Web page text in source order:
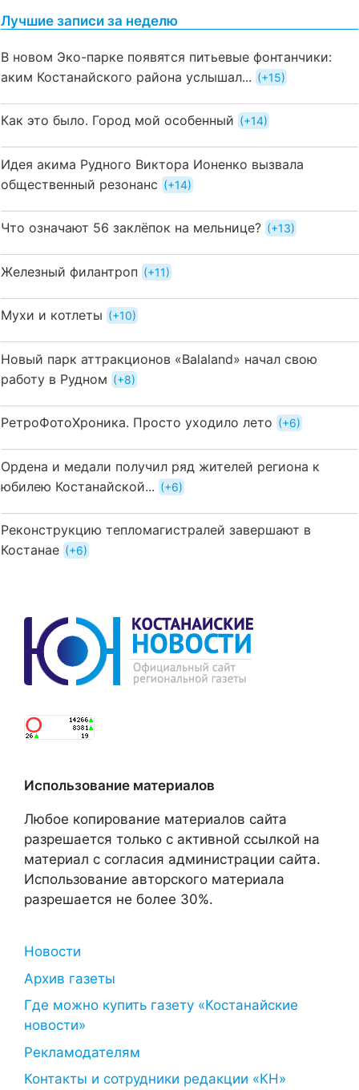
Лучшие записи за неделю
В новом Эко-парке появятся питьевые фонтанчики:
аким Костанайского района услышал...
+15
Как это было. Город мой особенный +14
Идея акима Рудного Виктора Ионенко вызвала
общественный резонанс
+14
Что означают 56 заклёпок на мельнице? +13
Железный филантроп +11
Мухи и котлеты +10
Новый парк аттракционов «Balaland» начал свою
работу в Рудном
+8
РетроФотоХроника. Просто уходило лето +6
Ордена и медали получил ряд жителей региона к
юбилею Костанайской...
+6
Реконструкцию тепломагистралей завершают в
Костанае
+6
Использование материалов
Любое копирование материалов сайта
разрешается только с активной ссылкой на
материал с согласия администрации сайта.
Использование авторского материала
разрешается не более 30%.
Новости
Архив газеты
Где можно купить газету «Костанайские
новости»
Рекламодателям
Контакты и сотрудники редакции «КН»